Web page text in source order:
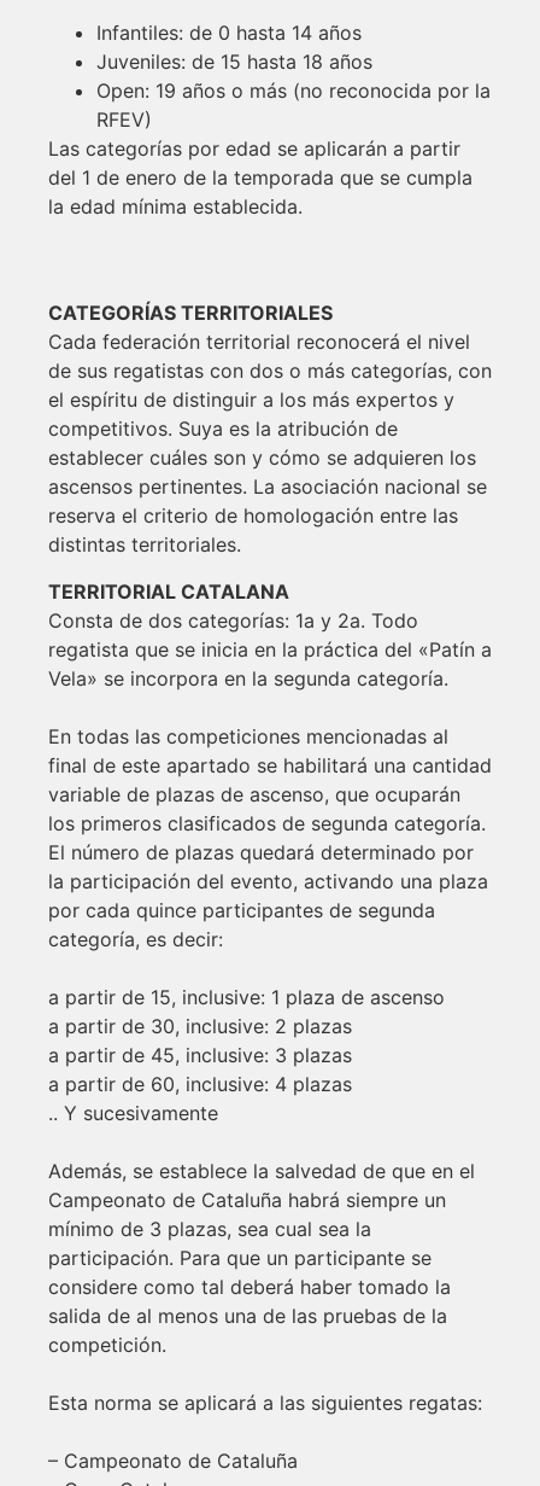
Infantiles: de 0 hasta 14 años
Juveniles: de 15 hasta 18 años
Open: 19 años o más (no reconocida por la
RFEV)
Las categorías por edad se aplicarán a partir
del 1 de enero de la temporada que se cumpla
la edad mínima establecida.
CATEGORÍAS TERRITORIALES
Cada federación territorial reconocerá el nivel
de sus regatistas con dos o más categorías, con
el espíritu de distinguir a los más expertos y
competitivos. Suya es la atribución de
establecer cuáles son y cómo se adquieren los
ascensos pertinentes. La asociación nacional se
reserva el criterio de homologación entre las
distintas territoriales.
TERRITORIAL CATALANA
Consta de dos categorías: 1a y 2a. Todo
regatista que se inicia en la práctica del «Patín a
Vela» se incorpora en la segunda categoría.
En todas las competiciones mencionadas al
final de este apartado se habilitará una cantidad
variable de plazas de ascenso, que ocuparán
los primeros clasificados de segunda categoría.
El número de plazas quedará determinado por
la participación del evento, activando una plaza
por cada quince participantes de segunda
categoría, es decir:
a partir de 15, inclusive: 1 plaza de ascenso
a partir de 30, inclusive: 2 plazas
a partir de 45, inclusive: 3 plazas
a partir de 60, inclusive: 4 plazas
.. Y sucesivamente
Además, se establece la salvedad de que en el
Campeonato de Cataluña habrá siempre un
mínimo de 3 plazas, sea cual sea la
participación. Para que un participante se
considere como tal deberá haber tomado la
salida de al menos una de las pruebas de la
competición.
Esta norma se aplicará a las siguientes regatas:
– Campeonato de Cataluña